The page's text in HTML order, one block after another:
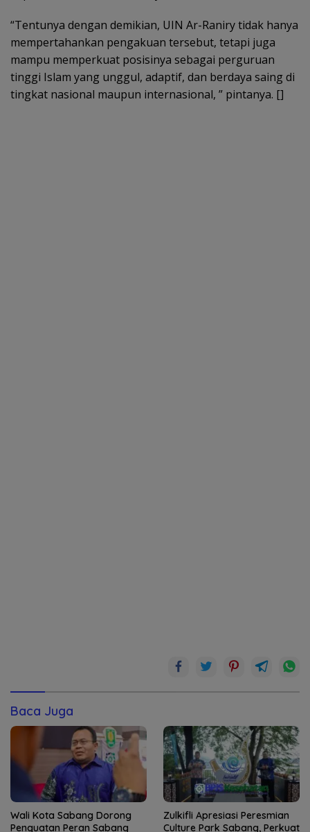
“Tentunya dengan demikian, UIN Ar-Raniry tidak hanya
mempertahankan pengakuan tersebut, tetapi juga
mampu memperkuat posisinya sebagai perguruan
tinggi Islam yang unggul, adaptif, dan berdaya saing di
tingkat nasional maupun internasional, ” pintanya. []
Baca Juga
Wali Kota Sabang Dorong
Penguatan Peran Sabang
Zulkifli Apresiasi Peresmian
Culture Park Sabang, Perkuat